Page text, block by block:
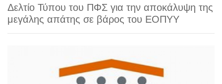
Δελτίο Τύπου του ΠΦΣ για την αποκάλυψη της
μεγάλης απάτης σε βάρος του ΕΟΠΥΥ